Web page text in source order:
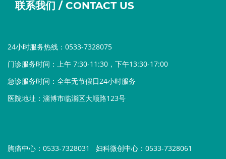
联系我们 / CONTACT US
24小时服务热线：0533-7328075
门诊服务时间：上午 7:30-11:30，下午13:30-17:00
急诊服务时间：全年无节假日24小时服务
医院地址：淄博市临淄区大顺路123号
胸痛中心：0533-7328031
妇科微创中心：0533-7328061